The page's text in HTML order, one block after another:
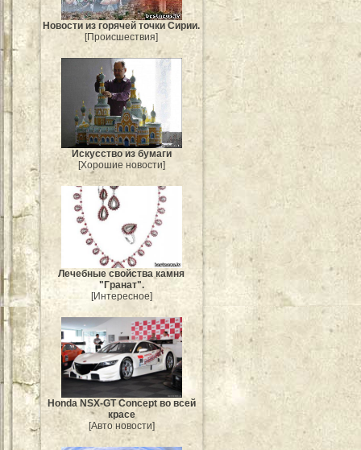
Новости из горячей точки Сирии.
[Происшествия]
Искусство из бумаги
[Хорошие новости]
Лечебные свойства камня
"Гранат".
[Интересное]
Honda NSX-GT Concept во всей
красе
[Авто новости]